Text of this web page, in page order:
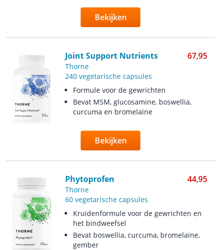
Bekijken
Joint Support Nutrients 67,95
Thorne
240 vegetarische capsules
Formule voor de gewrichten
Bevat MSM, glucosamine, boswellia,
curcuma en bromelaïne
Bekijken
Phytoprofen 44,95
Thorne
60 vegetarische capsules
Kruidenformule voor de gewrichten en
het bindweefsel
Bevat boswellia, curcuma, bromelaïne,
gember